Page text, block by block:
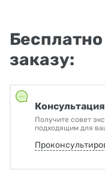
заказу:
Получите совет
подходящим для